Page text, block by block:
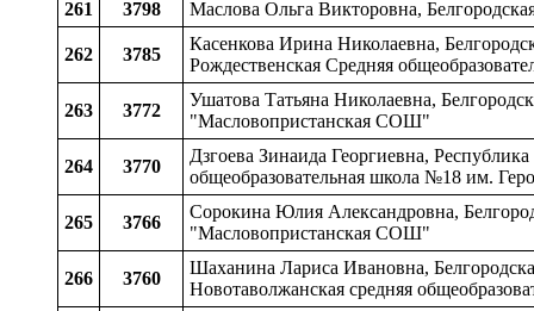
261
3798 Маслова Ольга Викторовна,
262 3785
Касенкова Ирина Николаевна,
Рождественская Средняя
263 3772
Ушатова Татьяна Николаевна,
"Масловопристанская СОШ"
264 3770
Дзгоева Зинаида Георгиевна,
общеобразовательная школа №18 им.
265 3766
Сорокина Юлия Александровна,
"Масловопристанская СОШ"
266 3760
Шаханина Лариса Ивановна,
Новотаволжанская средняя